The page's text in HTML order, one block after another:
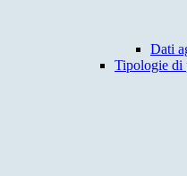
Dati
Tipologie di